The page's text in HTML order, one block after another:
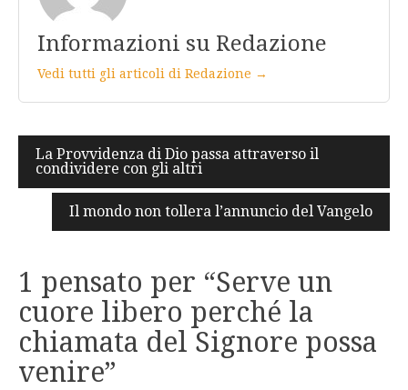
Informazioni su Redazione
Vedi tutti gli articoli di Redazione →
Navigazione
articoli
La Provvidenza di Dio passa attraverso il
condividere con gli altri
Il mondo non tollera l’annuncio del Vangelo
1 pensato per “Serve un
cuore libero perché la
chiamata del Signore possa
venire”